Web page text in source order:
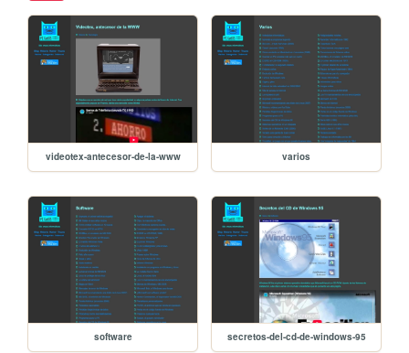
videotex-antecesor-de-la-www varios
software secretos-del-cd-de-windows-95